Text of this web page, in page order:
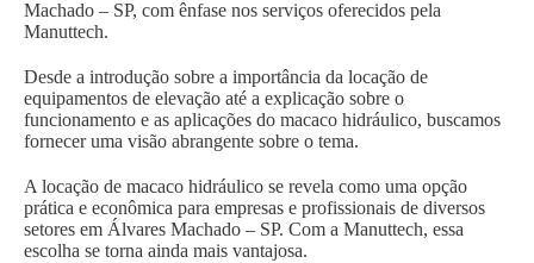
Machado – SP, com ênfase nos serviços oferecidos pela
Manuttech.
Desde a introdução sobre a importância da locação de
equipamentos de elevação até a explicação sobre o
funcionamento e as aplicações do macaco hidráulico, buscamos
fornecer uma visão abrangente sobre o tema.
A locação de macaco hidráulico se revela como uma opção
prática e econômica para empresas e profissionais de diversos
setores em Álvares Machado – SP. Com a Manuttech, essa
escolha se torna ainda mais vantajosa.